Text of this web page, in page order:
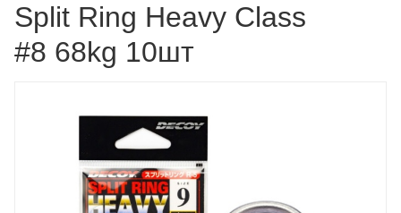
Split Ring Heavy Class
#8 68kg 10шт